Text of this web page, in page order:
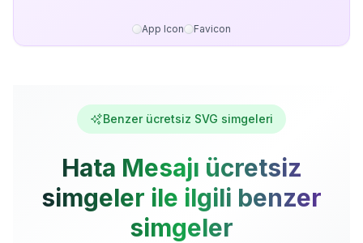
App Icon Favicon
Benzer ücretsiz SVG simgeleri
Hata Mesajı ücretsiz
simgeler ile ilgili benzer
simgeler